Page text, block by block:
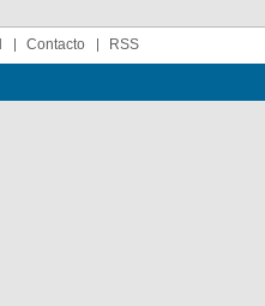
Contacto RSS